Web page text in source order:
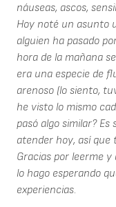
náuseas, ascos,
Hoy noté un asunto
alguien ha pasado
hora de la mañana
era una especie de
arenoso (lo siento,
he visto lo mismo
pasó algo similar?
atender hoy, así que
Gracias por leerme
lo hago esperando
experiencias.